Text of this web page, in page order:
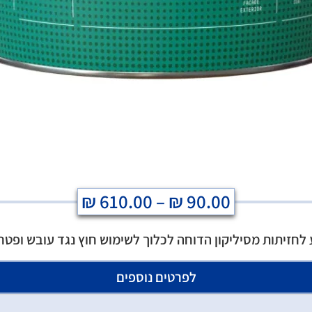
₪90.00
–
₪610.00
מסיליקון הדוחה לכלוך לשימוש חוץ נגד עובש
לפרטים נוספים